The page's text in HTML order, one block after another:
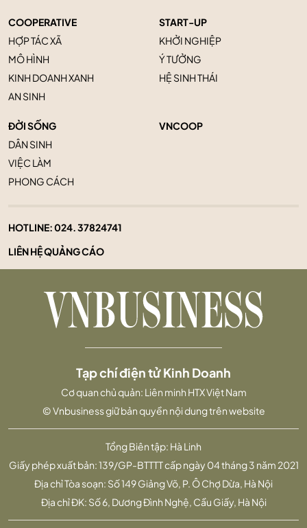
COOPERATIVE
HỢP TÁC XÃ
MÔ HÌNH
KINH DOANH XANH
AN SINH
START-UP
KHỞI NGHIỆP
Ý TƯỞNG
HỆ SINH THÁI
ĐỜI SỐNG
DÂN SINH
VIỆC LÀM
PHONG CÁCH
VNCOOP
HOTLINE:024. 37824741
LIÊN HỆ QUẢNG CÁO
Tổng Biên tập: Hà Linh
Giấy phép xuất bản: 139/GP-BTTTT cấp ngày 04 tháng 3 năm 2021
Địa chỉ Tòa soạn: Số 149 Giảng Võ, P. Ô Chợ Dừa, Hà Nội
Địa chỉ ĐK: Số 6, Dương Đình Nghệ, Cầu Giấy, Hà Nội
Tạp chí điện tử Kinh Doanh
Cơ quan chủ quản: Liên minh HTX Việt Nam
© Vnbusiness giữ bản quyền nội dung trên website